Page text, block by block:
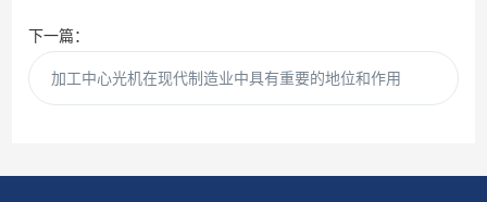
下一篇：
加工中心光机在现代制造业中具有重要的地位和作用